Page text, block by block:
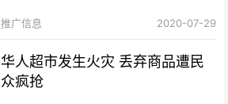
推广信息 2020-07-29
华人超市发生火灾 丢弃商品遭民
众疯抢